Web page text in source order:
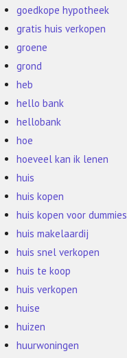
goedkope hypotheek
gratis huis verkopen
groene
grond
heb
hello bank
hellobank
hoe
hoeveel kan ik lenen
huis
huis kopen
huis kopen voor dummies
huis makelaardij
huis snel verkopen
huis te koop
huis verkopen
huise
huizen
huurwoningen